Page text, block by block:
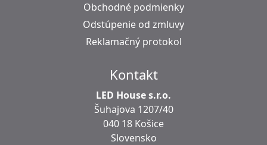
Obchodné podmienky
Odstúpenie od zmluvy
Reklamačný protokol
Kontakt
LED House s.r.o.
Šuhajova 1207/40
040 18 Košice
Slovensko